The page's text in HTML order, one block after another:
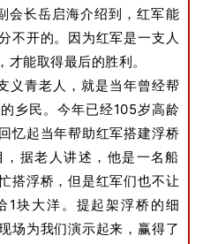
会长岳启海介绍到，红军能
不开的。因为红军是一支人
能取得最后的胜利。
义青老人，就是当年曾经帮
乡民。今年已经105岁高龄
忆起当年帮助红军搭建浮桥
据老人讲述，他是一名船
搭浮桥，但是红军们也不让
1块大洋。提起架浮桥的细
场为我们演示起来，赢得了